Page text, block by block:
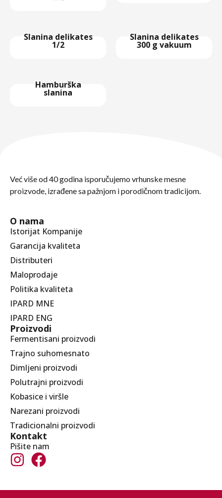
Slanina delikates
1/2
Slanina delikates
300 g vakuum
Hamburška
slanina
Već više od 40 godina isporučujemo vrhunske mesne
proizvode, izrađene sa pažnjom i porodičnom tradicijom.
O nama
Istorijat Kompanije
Garancija kvaliteta
Distributeri
Maloprodaje
Politika kvaliteta
IPARD MNE
IPARD ENG
Proizvodi
Fermentisani proizvodi
Trajno suhomesnato
Dimljeni proizvodi
Polutrajni proizvodi
Kobasice i viršle
Narezani proizvodi
Tradicionalni proizvodi
Kontakt
Pišite nam